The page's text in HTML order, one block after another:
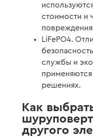
стоимости и
LiFePO4.
службы и
решениях.
Как
другого